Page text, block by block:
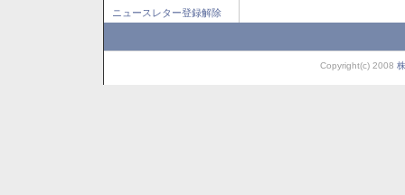
ニュースレター登録解除
Copyright(c) 2008